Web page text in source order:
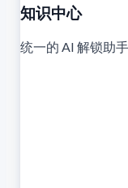
知识中心
统一的 AI 解锁助